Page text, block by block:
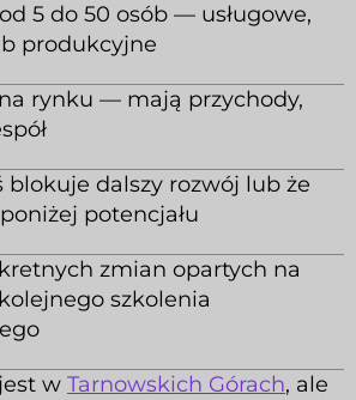
5 do 50 osób — usługowe,
produkcyjne
rynku — mają przychody,
blokuje dalszy rozwój lub że
potencjału
zmian opartych na
szkolenia
w Tarnowskich Górach, ale